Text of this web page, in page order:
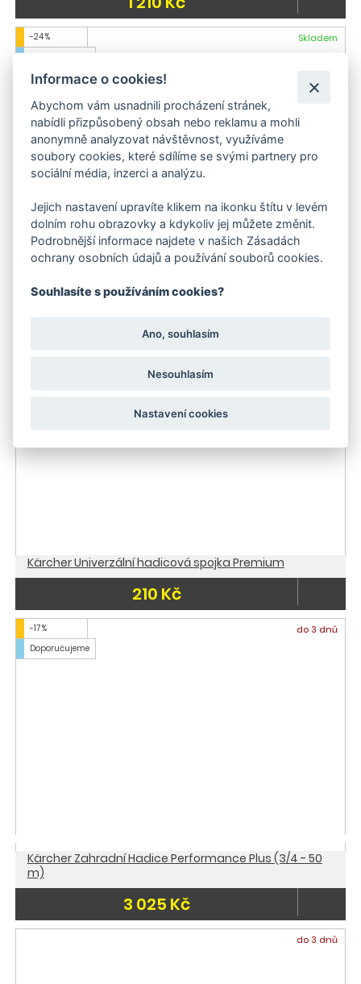
-24 %
Akce
Skladem
Kärcher Zahradní Hadice PrimoFlex® (3/4 - 50 m)
2 420 Kč
Kärcher Univerzální hadicová spojka Premium
210 Kč
-17 %
Doporučujeme
do 3 dnů
Kärcher Zahradní Hadice Performance Plus (3/4 - 50
m)
3 025 Kč
do 3 dnů
Informace o cookies!
Abychom vám usnadnili procházení stránek,
nabídli přizpůsobený obsah nebo reklamu a mohli
anonymně analyzovat návštěvnost, využíváme
soubory cookies, které sdílíme se svými partnery pro
sociální média, inzerci a analýzu.
Jejich nastavení upravíte klikem na ikonku štítu v levém
dolním rohu obrazovky a kdykoliv jej můžete změnit.
Podrobnější informace najdete v našich Zásadách
ochrany osobních údajů a používání souborů cookies.
Souhlasíte s používáním cookies?
Ano, souhlasím
Nesouhlasím
Nastavení cookies